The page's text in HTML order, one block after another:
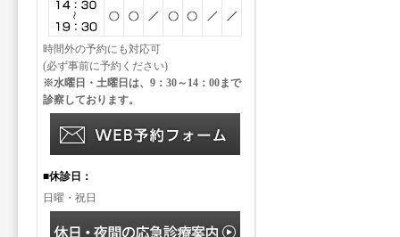
時間外の予約にも対応可
(必ず事前に予約ください)
※水曜日・土曜日は、9：30～14：00まで
診察しております。
■休診日：
日曜・祝日